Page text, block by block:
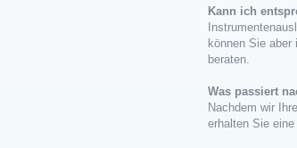
Kann ich
können Sie
beraten.
Was passiert
Nachdem wir
erhalten Sie